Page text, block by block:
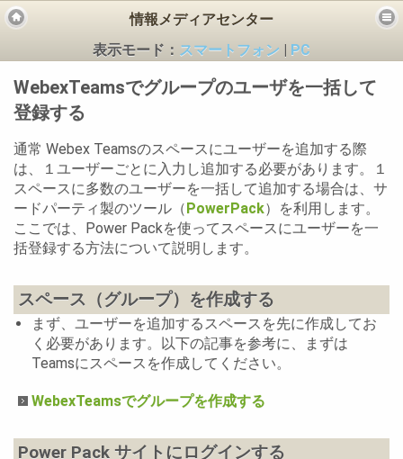
ス
情報メディアセンター
表示モード： スマートフォン PC
WebexTeamsでグループのユーザを一括して
登録する
通常 Webex Teamsのスペースにユーザーを追加する際
は、１ユーザーごとに入力し追加する必要があります。１
スペースに多数のユーザーを一括して追加する場合は、サ
ードパーティ製のツール（ PowerPack）を利用します。
ここでは、Power Packを使ってスペースにユーザーを一
括登録する方法について説明します。
スペース（グループ）を作成する
まず、ユーザーを追加するスペースを先に作成してお
く必要があります。以下の記事を参考に、まずは
Teamsにスペースを作成してください。
WebexTeamsでグループを作成する
Power Pack サイトにログインする